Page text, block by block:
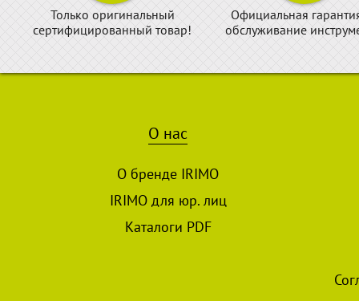
Только оригинальный
сертифицированный товар!
Официальная
обслуживание
О нас
О бренде IRIMO
IRIMO для юр. лиц
Каталоги PDF